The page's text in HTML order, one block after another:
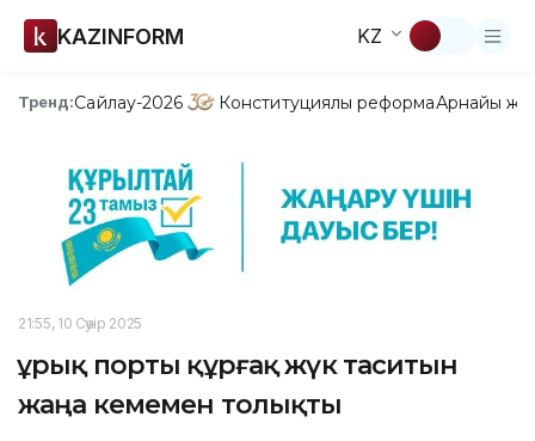
KAZINFORM KZ
Тренд:Сайлау-2026 Конституциялық реформаАрнайы
21:55, 10 Сәуір 2025
Құрық порты құрғақ жүк таситын
жаңа кемемен толықты